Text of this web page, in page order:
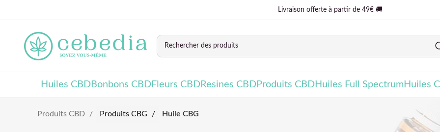
Livraison offerte à partir de 49€ 🚚
Huiles CBDBonbons CBDFleurs CBDResines CBDProduits CBDHuiles Full SpectrumHuiles
Produits CBD Produits CBG Huile CBG